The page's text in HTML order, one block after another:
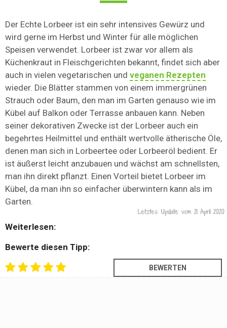
Der Echte Lorbeer ist ein sehr intensives Gewürz und
wird gerne im Herbst und Winter für alle möglichen
Speisen verwendet. Lorbeer ist zwar vor allem als
Küchenkraut in Fleischgerichten bekannt, findet sich aber
auch in vielen vegetarischen und veganen Rezepten
wieder. Die Blätter stammen von einem immergrünen
Strauch oder Baum, den man im Garten genauso wie im
Kübel auf Balkon oder Terrasse anbauen kann. Neben
seiner dekorativen Zwecke ist der Lorbeer auch ein
begehrtes Heilmittel und enthält wertvolle ätherische Öle,
denen man sich in Lorbeertee oder Lorbeeröl bedient. Er
ist äußerst leicht anzubauen und wächst am schnellsten,
man ihn direkt pflanzt. Einen Vorteil bietet Lorbeer im
Kübel, da man ihn so einfacher überwintern kann als im
Garten.
Letztes Update vom 21 April 2020
Weiterlesen:
Bewerte diesen Tipp: